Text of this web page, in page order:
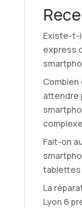
Existe-t-
express
attendre
Fait-on
tablettes
La
Lyon 6